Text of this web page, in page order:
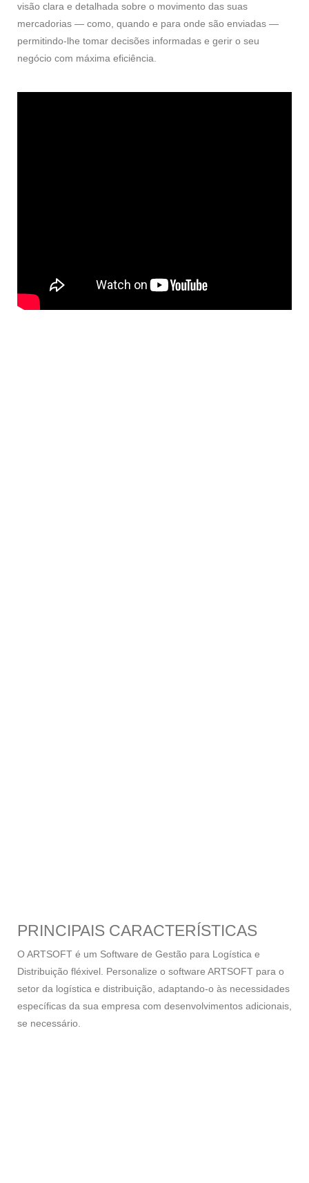
visão clara e detalhada sobre o movimento das suas
mercadorias — como, quando e para onde são enviadas —
permitindo-lhe tomar decisões informadas e gerir o seu
negócio com máxima eficiência.
PRINCIPAIS CARACTERÍSTICAS
O ARTSOFT é um Software de Gestão para Logística e
Distribuição fléxivel. Personalize o software ARTSOFT para o
setor da logística e distribuição, adaptando-o às necessidades
específicas da sua empresa com desenvolvimentos adicionais,
se necessário.